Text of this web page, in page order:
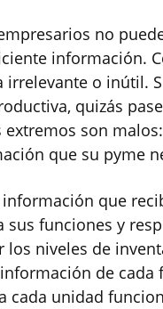
no
información.
irrelevante o inútil.
quizás
extremos son
que su pyme
información que
sus funciones y
los niveles de
de cada
cada unidad